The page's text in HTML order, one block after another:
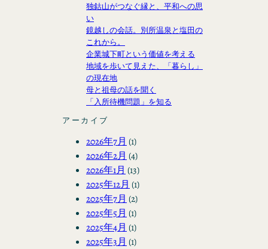
独鈷山がつなぐ縁と、平和への思
い
鏡越しの会話。別所温泉と塩田の
これから。
企業城下町という価値を考える
地域を歩いて見えた、「暮らし」
の現在地
母と祖母の話を聞く
「入所待機問題」を知る
アーカイブ
2026年7月 (1)
2026年2月 (4)
2026年1月 (13)
2025年12月 (1)
2025年7月 (2)
2025年5月 (1)
2025年4月 (1)
2025年3月 (1)